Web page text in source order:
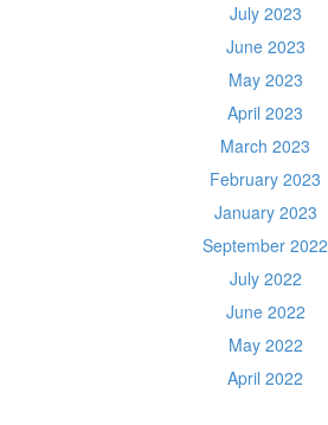
July 2023
June 2023
May 2023
April 2023
March 2023
February 2023
January 2023
September 2022
July 2022
June 2022
May 2022
April 2022